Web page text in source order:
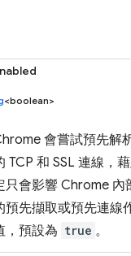
<boolean>
會嘗試預先解
TCP 和 SSL 連線，
只會影響 Chrome 內
預先擷取或預先連線
，預設為 true 。